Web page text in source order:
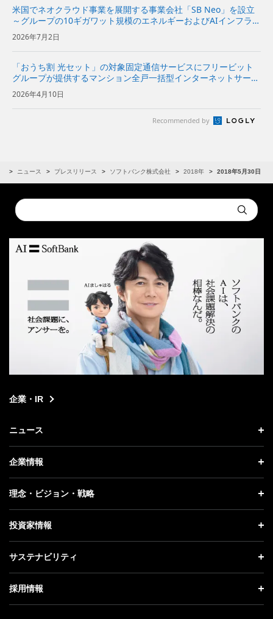
米国でネオクラウド事業を展開する事業会社「SB Neo」を設立
～グループの10ギガワット規模のエネルギーおよびAIインフラを
基に、米国の企業向けにネオクラウドサービスを提供～
2026年7月2日
「おうち割 光セット」の対象固定通信サービスにフリービット
グループが提供するマンション全戸一括型インターネットサービ
スを追加～居住者の“ソフトバンク”および“ワイモバイル”のスマ
ホ料金が割引に～
2026年4月10日
Recommended by
ニュース プレスリリース ソフトバンク株式会社 2018年 2018年5月30日
Conduct
a
Submit
企業・IR
ニュース
ニュース トップ
プレスリリース
更新情報
記者説明会
企業情報
企業情報 トップ
社長メッセージ
事業紹介
ガバナンス
理念・ビジョン・戦略
理念・ビジョン・戦略 トップ
成長戦略「Activate AI for Society」
人材戦略
投資家情報
投資家情報 トップ
経営方針
サステナビリティ
サステナビリティ トップ
トップメッセージ
採用情報